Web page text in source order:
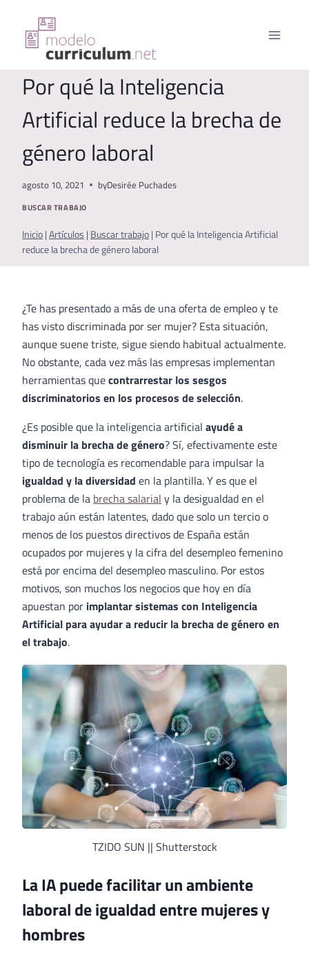
contenido
Por qué la Inteligencia
Artificial reduce la brecha de
género laboral
agosto 10, 2021 byDesirée Puchades
BUSCAR TRABAJO
Inicio | Artículos | Buscar trabajo | Por qué la Inteligencia Artificial
reduce la brecha de género laboral
¿Te has presentado a más de una oferta de empleo y te
has visto discriminada por ser mujer? Esta situación,
aunque suene triste, sigue siendo habitual actualmente.
No obstante, cada vez más las empresas implementan
herramientas quecontrarrestar los sesgos
discriminatorios en los procesos de selección.
¿Es posible que la inteligencia artificial ayudé a
disminuir la brecha de género? Sí, efectivamente este
tipo de tecnología es recomendable para impulsar la
igualdad y la diversidad en la plantilla. Y es que el
problema de la brecha salarial y la desigualdad en el
trabajo aún están latentes, dado que solo un tercio o
menos de los puestos directivos de España están
ocupados por mujeres y la cifra del desempleo femenino
está por encima del desempleo masculino. Por estos
motivos, son muchos los negocios que hoy en día
apuestan por implantar sistemas con Inteligencia
Artificial para ayudar a reducir la brecha de género en
el trabajo.
TZIDO SUN || Shutterstock
La IA puede facilitar un ambiente
laboral de igualdad entre mujeres y
hombres